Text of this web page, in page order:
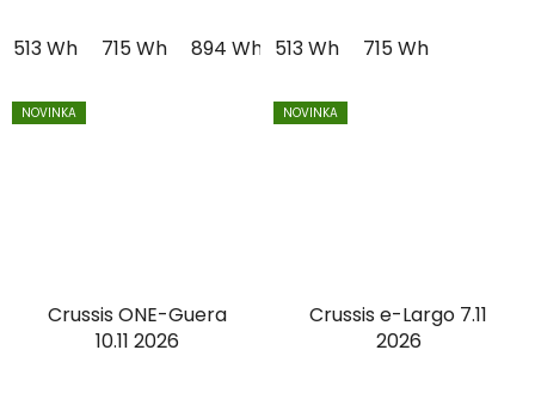
513 Wh 715 Wh 894 Wh 513 Wh 715 Wh
NOVINKA
Crussis ONE-Guera
10.11 2026
NOVINKA
Crussis e-Largo 7.11
2026